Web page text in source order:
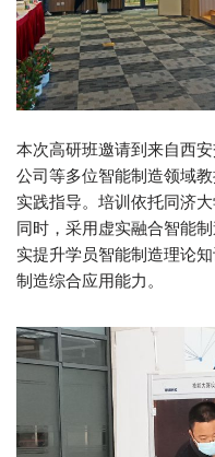
本次高研班邀请到来自西
公司等多位智能制造领域
实践指导。培训依托同济
同时，采用虚实融合智能
实提升学员智能制造理论
制造综合应用能力。